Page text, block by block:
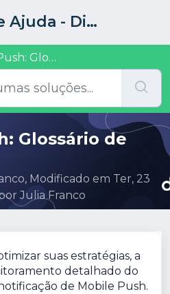
Central de Ajuda - Dito CRM
de Métricas
Glossário de
Modificado em Ter, 23
Julia Franco
suas estratégias, a
detalhado do
de Mobile Push.